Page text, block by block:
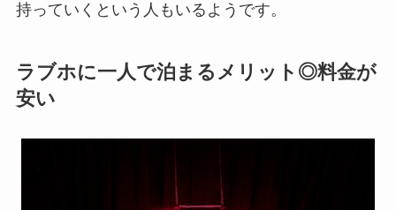
持っていくという人もいるようです。
ラブホに一人で泊まるメリット◎料金が
安い